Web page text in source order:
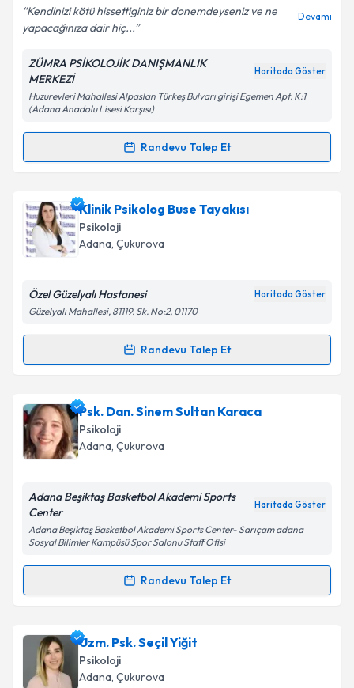
Kişisel verilerimin işlenmesine ilişkin
Aydınlatma
kapsamda işlenmesini kabul ediyorum.
Takvim Talebini Gönder
Kendinizi kötü hissettiginiz bir donemdeyseniz ve ne
yapacağınıza dair hiç...
Devamı
ZÜMRA PSİKOLOJİK DANIŞMANLIK
MERKEZİ
Haritada Göster
Huzurevleri Mahallesi Alpaslan Türkeş Bulvarı girişi Egemen Apt. K:1
(Adana Anadolu Lisesi Karşısı)
Randevu Talep Et
Randevu Takvimi Talebi
Psk. Sıla Sönmeziçin randevu takvimi talebi
oluşturun. Size bu uzmandan randevu almanız için bir
takvim hazırlandığında e-posta ile bilgilendireceğiz.
Kişisel verilerimin işlenmesine ilişkin
Metni'ni okudum ve kişisel verilerimin belirtilen
Takvim Talebini Gönder
Klinik Psikolog Buse Tayakısı
Psikoloji
Adana, Çukurova
Özel Güzelyalı Hastanesi Haritada Göster
Güzelyalı Mahallesi, 81119. Sk. No:2, 01170
Randevu Talep Et
Randevu Takvimi Talebi
Klinik Psikolog Buse Tayakısıiçin randevu takvimi
talebi oluşturun. Size bu uzmandan randevu almanız
için bir takvim hazırlandığında e-posta ile
bilgilendireceğiz.
Kişisel verilerimin işlenmesine ilişkinAydınlatma
'ni okudum ve kişisel verilerimin belirtilen
kapsamda işlenmesini kabul ediyorum.
Takvim Talebini Gönder
Psk. Dan. Sinem Sultan Karaca
Psikoloji
Adana, Çukurova
Adana Beşiktaş Basketbol Akademi Sports
Center
Haritada Göster
Adana Beşiktaş Basketbol Akademi Sports Center- Sarıçam adana
Sosyal Bilimler Kampüsü Spor Salonu Staff Ofisi
Randevu Talep Et
Randevu Takvimi Talebi
Psk. Dan. Sinem Sultan Karaca
talebi oluşturun. Size bu uzmandan randevu almanız
için bir takvim hazırlandığında e-posta ile
Uzm. Psk. Seçil Yiğit
Psikoloji
Adana, Çukurova